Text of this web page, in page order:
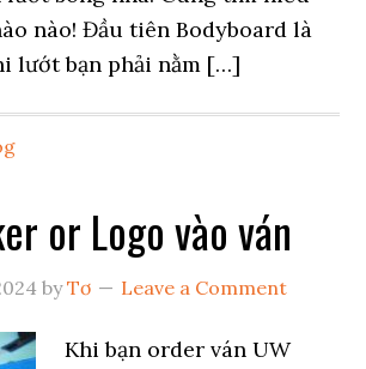
nào! Đầu tiên Bodyboard là
lướt bạn phải nằm […]
or Logo vào ván
byTơ Leave a Comment
Khi bạn order ván UW